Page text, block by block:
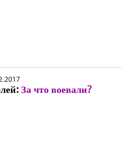
За что воевали?